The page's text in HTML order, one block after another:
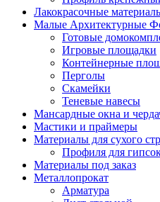
Лакокрасочные
Малые Архитектурные
Готовые
Игровые площадки
Контейнерные
Перголы
Скамейки
Теневые навесы
Мансардные окна и
Мастики и праймеры
Материалы для сухого
Профиля для
Материалы под заказ
Металлопрокат
Арматура